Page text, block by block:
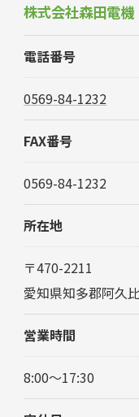
株式会社森田電機
電話番号
0569-84-1232
FAX番号
0569-84-1232
所在地
〒470-2211
愛知県知多郡阿久
営業時間
8:00～17:30